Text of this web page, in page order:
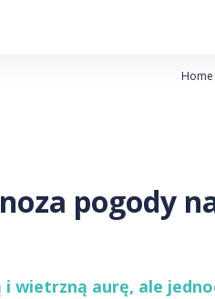
Home
pogody
i wietrzną aurę, ale